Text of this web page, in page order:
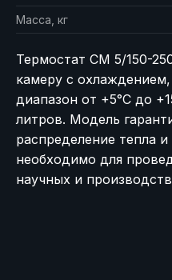
Масса, кг
Термостат СМ 5/150-
камеру с
диапазон от +5°C до
литров. Модель
распределение тепла
необходимо для
научных и